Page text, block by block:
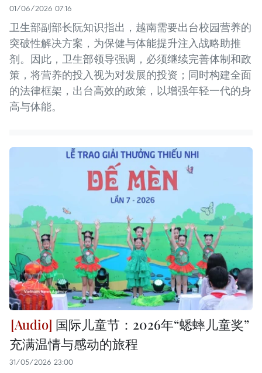
01/06/2026 07:16
卫生部副部长阮知识指出，越南需要出台校园营养的
突破性解决方案，为保健与体能提升注入战略助推
剂。因此，卫生部领导强调，必须继续完善体制和政
策，将营养的投入视为对发展的投资；同时构建全面
的法律框架，出台高效的政策，以增强年轻一代的身
高与体能。
国际儿童节：2026年“蟋蟀儿童奖”
充满温情与感动的旅程
31/05/2026 23:00